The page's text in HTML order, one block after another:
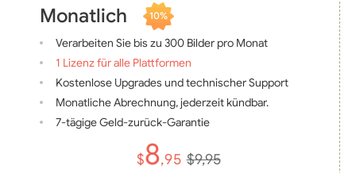
Monatlich 10%
Verarbeiten Sie bis zu 300 Bilder pro Monat
1 Lizenz für alle Plattformen
Kostenlose Upgrades und technischer Support
Monatliche Abrechnung, jederzeit kündbar.
7-tägige Geld-zurück-Garantie
$8,95 $9,95